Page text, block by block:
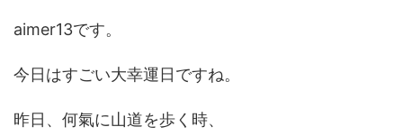
aimer13です。
今日はすごい大幸運日ですね。
昨日、何氣に山道を歩く時、